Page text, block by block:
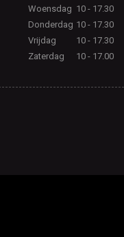
Woensdag 10 - 17.30
Donderdag 10 - 17.30
Vrijdag
10 - 17.30
Zaterdag
10 - 17.00